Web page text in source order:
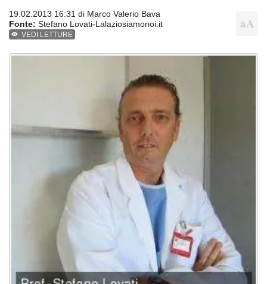
19.02.2013 16:31 di Marco Valerio Bava
Fonte: Stefano Lovati-Lalaziosiamonoi.it
VEDI LETTURE